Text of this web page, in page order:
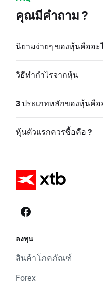
คุณมีคำถาม ?
นิยามง่ายๆ ของหุ้นคืออะ
วิธีทำกำไรจากหุ้น
3 ประเภทหลักของหุ้นคือ
หุ้นตัวแรกควรซื้อคือ ?
ลงทุน
สินค้าโภคภัณฑ์
Forex